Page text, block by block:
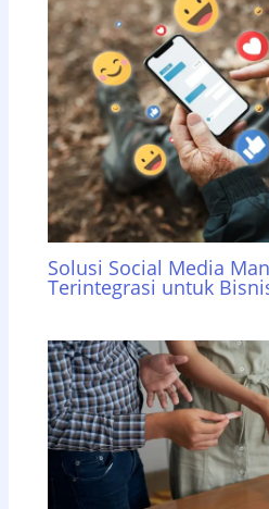
Solusi Social Media
Terintegrasi untuk